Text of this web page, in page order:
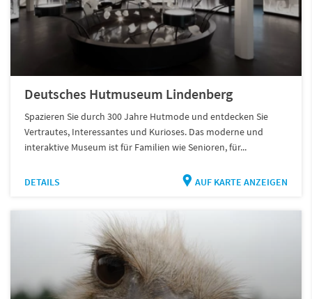
Deutsches Hutmuseum Lindenberg
Spazieren Sie durch 300 Jahre Hutmode und entdecken Sie
Vertrautes, Interessantes und Kurioses. Das moderne und
interaktive Museum ist für Familien wie Senioren, für...
DETAILS AUF KARTE ANZEIGEN